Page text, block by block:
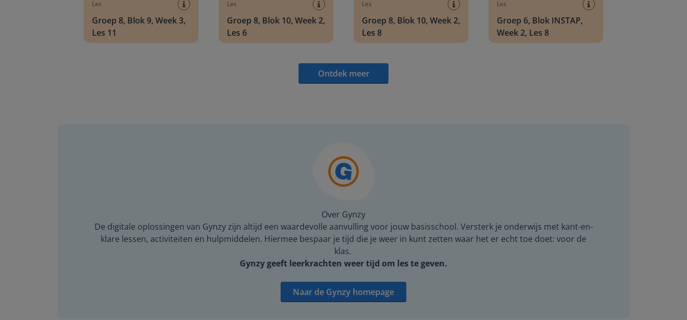
Les
Groep 8, Blok 9, Week 3,
Les 11
Les
Groep 8, Blok 10, Week 2,
Les 6
Les
Groep 8, Blok 10, Week 2,
Les 8
Les
Groep 6, Blok INSTAP,
Week 2, Les 8
Ontdek meer
Over Gynzy
De digitale oplossingen van Gynzy zijn altijd een waardevolle aanvulling voor jouw basisschool. Versterk je onderwijs met kant-en-
klare lessen, activiteiten en hulpmiddelen. Hiermee bespaar je tijd die je weer in kunt zetten waar het er echt toe doet: voor de
klas.
Gynzy geeft leerkrachten weer tijd om les te geven.
Naar de Gynzy homepage